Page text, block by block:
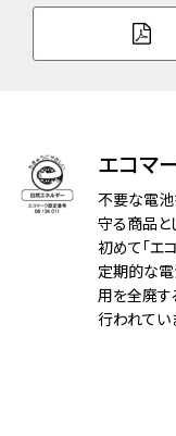
アレルギーレベル
デザイン特徴
エコマ
不要な電池
守る商品と
初めて「エ
定期的な電
用を全廃す
行われてい